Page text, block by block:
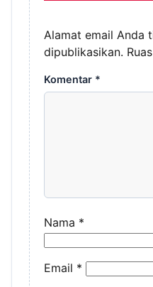
Alamat email Anda
dipublikasikan.
Komentar *
Nama *
Email *